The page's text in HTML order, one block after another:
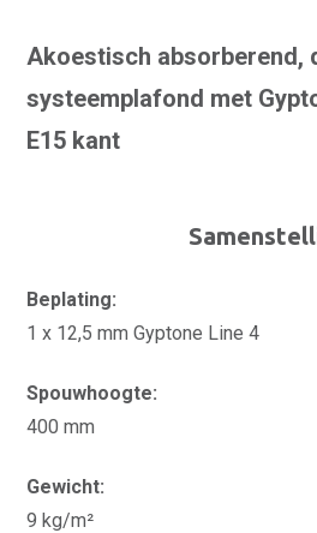
Akoestisch absorberend,
systeemplafond met
E15 kant
Beplating:
1 x 12,5 mm Gyptone Line 4
Spouwhoogte:
400 mm
Gewicht:
9 kg/m²